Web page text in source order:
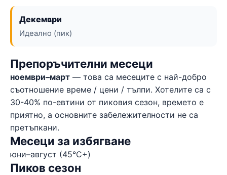
Декември
Идеално (пик)
Препоръчителни месеци
ноември–март — това са месеците с най-добро
съотношение време / цени / тълпи. Хотелите са с
30-40% по-евтини от пиковия сезон, времето е
приятно, а основните забележителности не са
претъпкани.
Месеци за избягване
юни–август (45°C+)
Пиков сезон